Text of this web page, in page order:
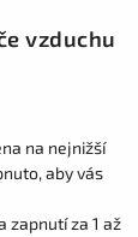
vzduchu
na nejnižší
aby vás
zapnutí za 1 až